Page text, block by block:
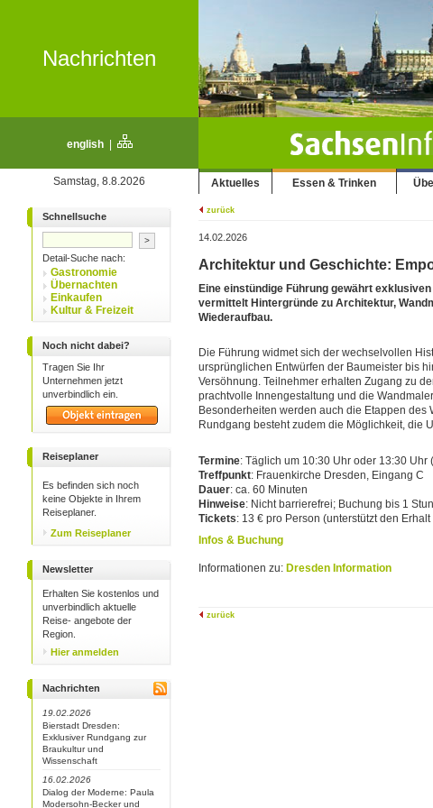
Nachrichten
english|
Samstag, 8.8.2026 Aktuelles Essen & Trinken
Schnellsuche
Detail-Suche nach:
Gastronomie
Übernachten
Einkaufen
Kultur & Freizeit
Noch nicht dabei?
Tragen Sie Ihr
Unternehmen jetzt
unverbindlich ein.
Reiseplaner
Es befinden sich noch
keine Objekte in Ihrem
Reiseplaner.
Zum Reiseplaner
Newsletter
Erhalten Sie kostenlos und
unverbindlich aktuelle
Reise- angebote der
Region.
Hier anmelden
Nachrichten
19.02.2026
Bierstadt Dresden:
Exklusiver Rundgang zur
Braukultur und
Wissenschaft
16.02.2026
Dialog der Moderne: Paula
Modersohn-Becker und
zurück
14.02.2026
Architektur und Geschichte:
Eine einstündige Führung gewährt
vermittelt Hintergründe zu Architektur,
Wiederaufbau.
Die Führung widmet sich der wechselvollen
ursprünglichen Entwürfen der Baumeister bis
Versöhnung. Teilnehmer erhalten Zugang zu
prachtvolle Innengestaltung und die
Besonderheiten werden auch die Etappen des
Rundgang besteht zudem die Möglichkeit, die
Termine: Täglich um 10:30 Uhr oder 13:30
Treffpunkt: Frauenkirche Dresden, Eingang C
Dauer: ca. 60 Minuten
Hinweise: Nicht barrierefrei; Buchung bis 1
Tickets: 13 € pro Person (unterstützt den
Infos & Buchung
Informationen zu: Dresden Information
zurück